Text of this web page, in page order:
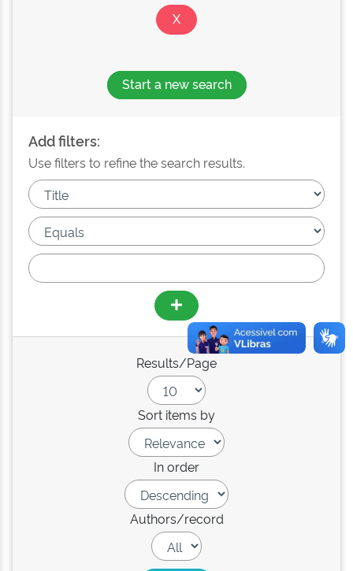
Start a new search
Add filters:
Use filters to refine the search results.
Results/Page
Sort items by
In order
Authors/record